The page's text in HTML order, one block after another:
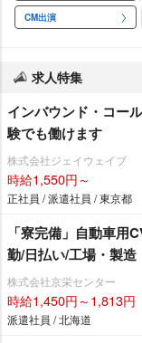
CM出演
求人特集
インバウンド・コー
験でも働けます
株式会社ジェイウェイブ
時給1,550円～
正社員 / 派遣社員 / 東京都
「寮完備」自動車用
勤/日払い/工場・製造
株式会社京栄センター
時給1,450円～1,813円
派遣社員 / 北海道